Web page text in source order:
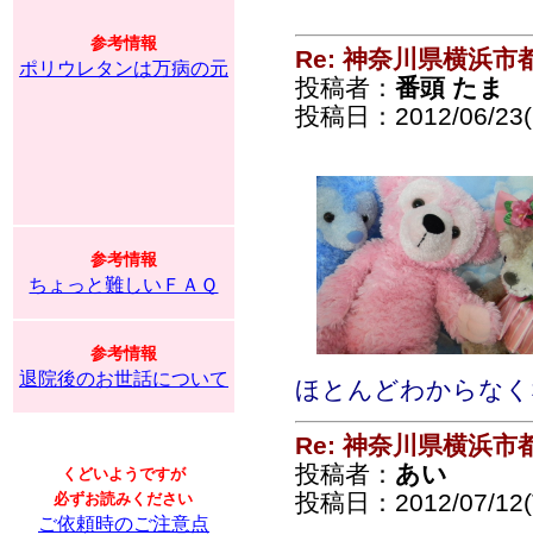
参考情報
ポリウレタンは万病の元
参考情報
ちょっと難しいＦＡＱ
参考情報
退院後のお世話について
くどいようですが
必ずお読みください
ご依頼時のご注意点
Re: 神奈川県横浜市
投稿者： 番頭 たま
投稿日：2012/06/
ほとんどわからな
Re: 神奈川県横浜市
投稿者： あい
投稿日：2012/07/